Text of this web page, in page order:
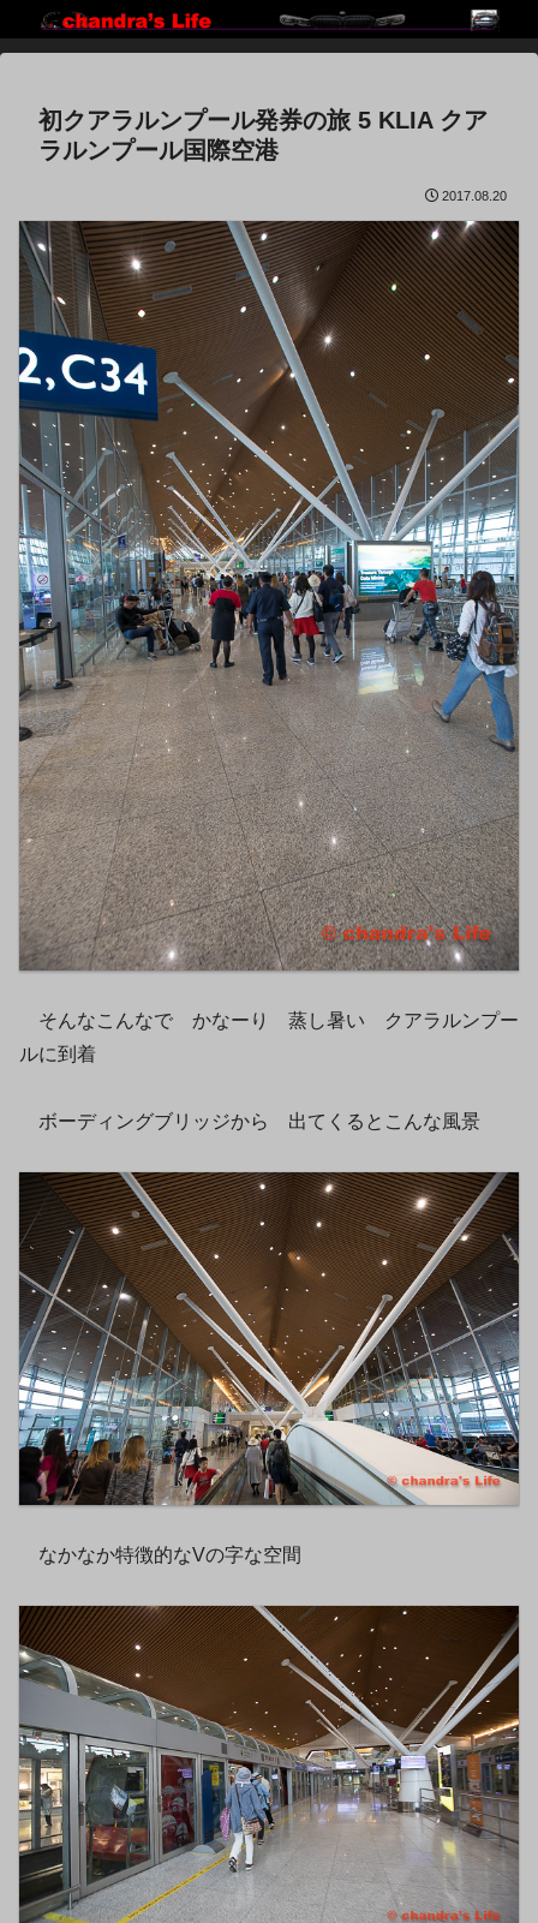
初クアラルンプール発券の旅 5 KLIA クア
ラルンプール国際空港
2017.08.20
そんなこんなで かなーり 蒸し暑い クアラルンプー
ルに到着
ボーディングブリッジから 出てくるとこんな風景
なかなか特徴的なVの字な空間